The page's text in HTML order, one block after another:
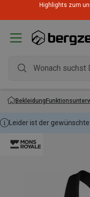
Highlights zum
Bekleidung
Leider ist der